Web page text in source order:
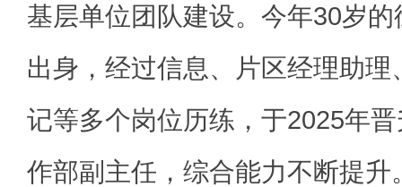
基层单位团队建设。今年30岁
出身，经过信息、片区经理助
记等多个岗位历练，于2025年
作部副主任，综合能力不断提升